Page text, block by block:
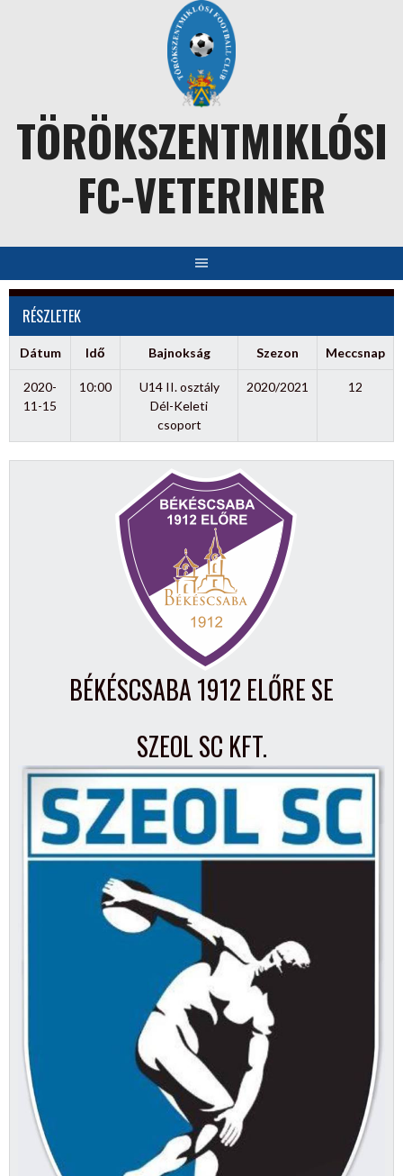
TÖRÖKSZENTMIKLÓSI
FC-VETERINER
RÉSZLETEK
Dátum Idő Bajnokság Szezon Meccsnap
2020-
11-15
10:00
U14 II. osztály
Dél-Keleti
csoport
2020/2021 12
BÉKÉSCSABA 1912 ELŐRE SE
SZEOL SC KFT.